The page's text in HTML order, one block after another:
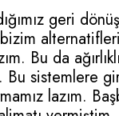
geri
alternatifleri
Bu da
sistemlere
lazım.